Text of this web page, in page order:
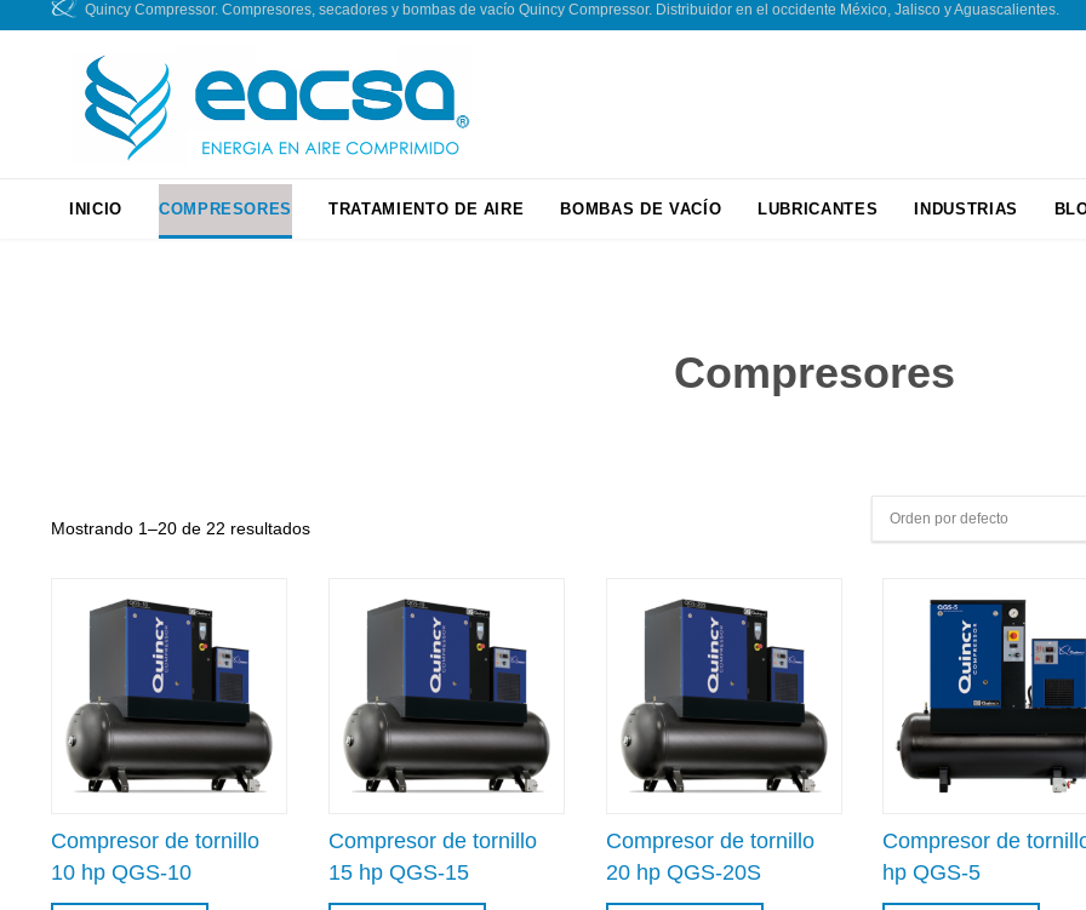
Quincy Compressor. Compresores, secadores y bombas de vacío Quincy Compressor. Distribuidor en el occidente México, Jalisco y Aguascalientes.
to
INICIO COMPRESORES TRATAMIENTO DE AIRE BOMBAS DE VACÍO LUBRICANTES INDUSTRIAS
Compresores
Mostrando 1–20 de 22 resultados
Compresor de tornillo
10 hp QGS-10
Compresor de tornillo
15 hp QGS-15
Compresor de tornillo
20 hp QGS-20S
Compresor de
hp QGS-5